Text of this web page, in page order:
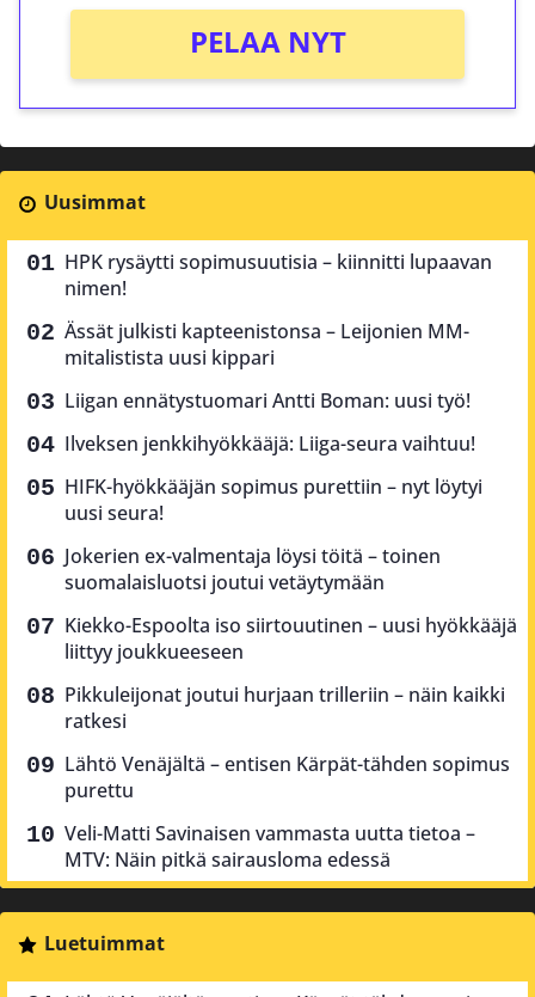
PELAA NYT
Uusimmat
HPK rysäytti sopimusuutisia – kiinnitti lupaavan
nimen!
Ässät julkisti kapteenistonsa – Leijonien MM-
mitalistista uusi kippari
Liigan ennätystuomari Antti Boman: uusi työ!
Ilveksen jenkkihyökkääjä: Liiga-seura vaihtuu!
HIFK-hyökkääjän sopimus purettiin – nyt löytyi
uusi seura!
Jokerien ex-valmentaja löysi töitä – toinen
suomalaisluotsi joutui vetäytymään
Kiekko-Espoolta iso siirtouutinen – uusi hyökkääjä
liittyy joukkueeseen
Pikkuleijonat joutui hurjaan trilleriin – näin kaikki
ratkesi
Lähtö Venäjältä – entisen Kärpät-tähden sopimus
purettu
Veli-Matti Savinaisen vammasta uutta tietoa –
MTV: Näin pitkä sairausloma edessä
Luetuimmat